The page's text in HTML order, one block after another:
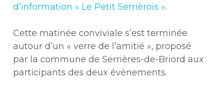
d’information « Le Petit Serrièrois ».
Cette matinée conviviale s’est terminée
autour d’un « verre de l’amitié », proposé
par la commune de Serrières-de-Briord aux
participants des deux évènements.